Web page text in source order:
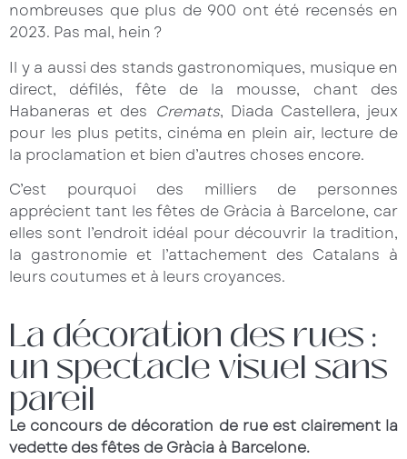
nombreuses que plus de 900 ont été recensés en
2023. Pas mal, hein ?
Il y a aussi des stands gastronomiques, musique en
direct, défilés, fête de la mousse, chant des
Habaneras et des Cremats, Diada Castellera, jeux
pour les plus petits, cinéma en plein air, lecture de
la proclamation et bien d’autres choses encore.
C’est pourquoi des milliers de personnes
apprécient tant les fêtes de Gràcia à Barcelone, car
elles sont l’endroit idéal pour découvrir la tradition,
la gastronomie et l’attachement des Catalans à
leurs coutumes et à leurs croyances.
La décoration des rues :
un spectacle visuel sans
pareil
Le concours de décoration de rue est clairement la
vedette des fêtes de Gràcia à Barcelone.